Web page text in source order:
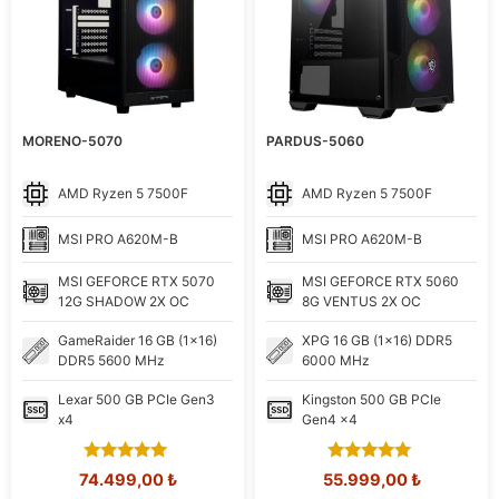
MORENO-5070
AMD Ryzen 5 7500F
MSI PRO A620M-B
MSI GEFORCE RTX 5070
12G SHADOW 2X OC
GameRaider 16 GB (1x16)
DDR5 5600 MHz
Lexar 500 GB PCIe Gen3
x4
5.00
out of 5
Orijinal
74.499,00₺Şu
PARDUS-5060
AMD Ryzen 5 7500F
MSI PRO A620M-B
MSI GEFORCE RTX 5060
8G VENTUS 2X OC
XPG 16 GB (1x16) DDR5
6000 MHz
Kingston 500 GB PCIe
Gen4 x4
5.00
out of 5
Orijinal
55.999,00₺Şu